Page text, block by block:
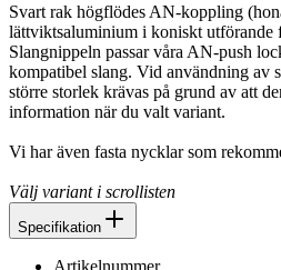
Svart rak högflödes AN-koppling
lättviktsaluminium i koniskt utförande
Slangnippeln passar våra AN-push
kompatibel slang. Vid användning av
större storlek krävas på grund av att
information när du valt variant.
Vi har även fasta nycklar som
Välj variant i scrollisten
Specifikation
Artikelnummer